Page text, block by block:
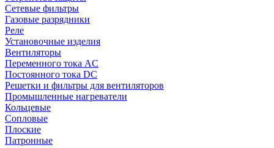
Сетевые фильтры
Газовые разрядники
Реле
Установочные изделия
Вентиляторы
Переменного тока AC
Постоянного тока DC
Решетки и фильтры для вентиляторов
Промышленные нагреватели
Кольцевые
Сопловые
Плоские
Патронные